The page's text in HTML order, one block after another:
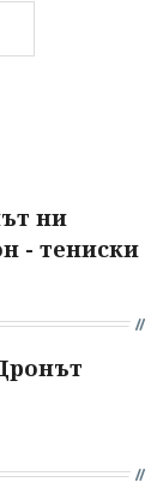
ни
- тениски